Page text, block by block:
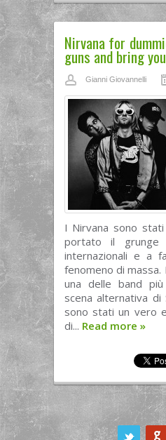
Nirvana for
guns and bring
Gianni Giovannelli
I Nirvana sono
portato il grunge
internazionali e a
fenomeno di massa.
una delle band
scena alternativa di
sono stati un vero
di... Read more »